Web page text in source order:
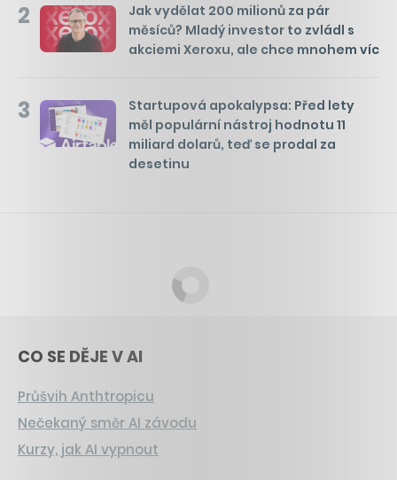
2
Jak vydělat 200 milionů za pár
měsíců? Mladý investor to zvládl s
akciemi Xeroxu, ale chce mnohem víc
3
Startupová apokalypsa: Před lety
měl populární nástroj hodnotu 11
miliard dolarů, teď se prodal za
desetinu
CO SE DĚJE V AI
Průšvih Anthtropicu
Nečekaný směr AI závodu
Kurzy, jak AI vypnout